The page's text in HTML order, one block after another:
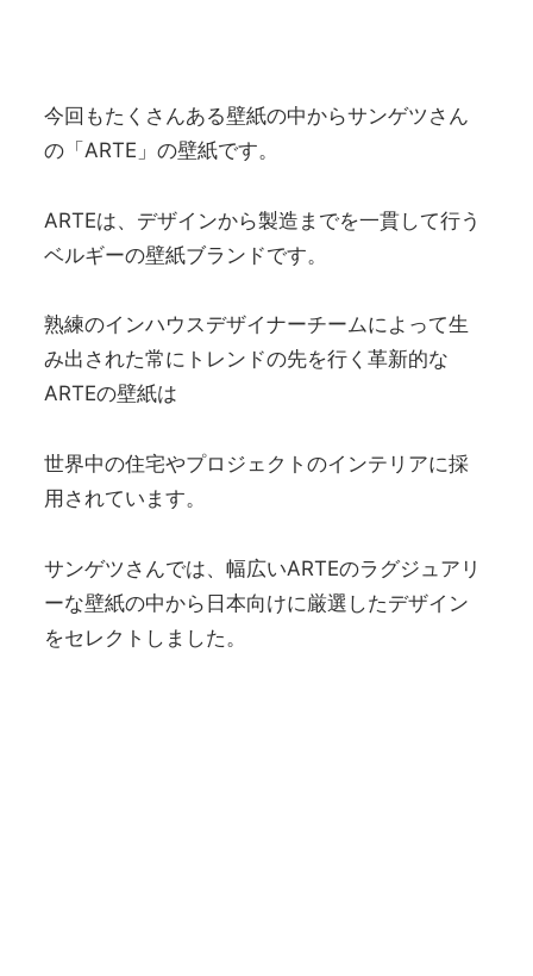
今回もたくさんある壁紙の中からサンゲツさん
の「ARTE」の壁紙です。
ARTEは、デザインから製造までを一貫して行う
ベルギーの壁紙ブランドです。
熟練のインハウスデザイナーチームによって生
み出された常にトレンドの先を行く革新的な
ARTEの壁紙は
世界中の住宅やプロジェクトのインテリアに採
用されています。
サンゲツさんでは、幅広いARTEのラグジュアリ
ーな壁紙の中から日本向けに厳選したデザイン
をセレクトしました。